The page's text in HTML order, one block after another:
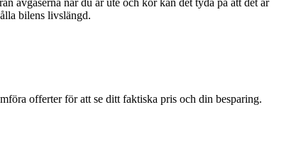
bilens livslängd.
offerter för att se ditt faktiska pris och din besparing.